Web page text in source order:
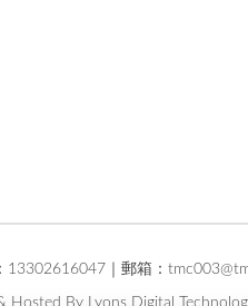
｜郵箱：
By Lyons Digital